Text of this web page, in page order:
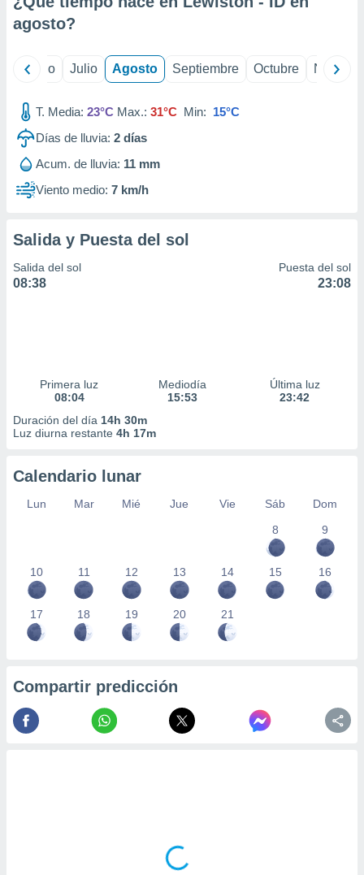
e
publicidad
publicidad
de
agosto?
Junio Julio Agosto Septiembre Octubre
T. Media: 23°C Max.: 31°C Min: 15°C
Días de lluvia: 2 días
Acum. de lluvia: 11 mm
Viento medio: 7 km/h
Salida y Puesta del sol
Salida del sol
08:38
Puesta del sol
23:08
Primera luz
08:04
Mediodía
15:53
Última luz
23:42
Duración del día 14h 30m
Luz diurna restante 4h 17m
Calendario lunar
Lun Mar Mié Jue Vie Sáb
Dom
8
9
10 11 12 13 14 15 16
17 18 19 20 21
Compartir predicción